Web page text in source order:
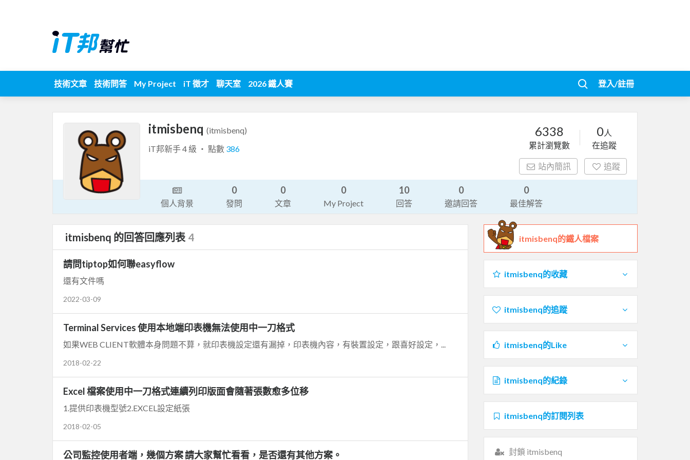
技術文章 技術問答 My Project iT 徵才 聊天室 2026 鐵人賽 登入/註冊
itmisbenq (itmisbenq)
iT邦新手 4 級 ‧ 點數 386
6338
累計瀏覽數
0人
在追蹤
站內簡訊 追蹤
個人背景
0
發問
0
文章
0
My Project
10
回答
0
邀請回答
0
最佳解答
itmisbenq 的回答回應列表 4
請問tiptop如何聯easyflow
還有文件嗎
2022-03-09
Terminal Services 使用本地端印表機無法使用中一刀格式
如果WEB CLIENT軟體本身問題不萛，就印表機設定還有漏掉，印表機內容，有裝置設定，跟喜好設定，...
2018-02-22
Excel 檔案使用中一刀格式連續列印版面會隨著張數愈多位移
1.提供印表機型號2.EXCEL設定紙張
2018-02-05
公司監控使用者端，幾個方案 請大家幫忙看看，是否還有其他方案。
itmisbenq的鐵人檔案
itmisbenq的收藏
itmisbenq的追蹤
itmisbenq的Like
itmisbenq的紀錄
itmisbenq的訂閱列表
封鎖 itmisbenq